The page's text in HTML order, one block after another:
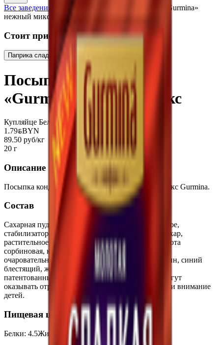
Все заведения Каталог
Посыпка кондитерская «Gurmina»
нежный микс
Стоит присмотреться
Паприка сладкая молота «Gurmina»
Посыпка кондитерская
«Gurmina» нежный микс
Купляйце Беларускае
1.79BYNBYN
89.50 руб/кг
20 г
Описание
Посыпка кондитерская декоративная Нежный микс Gurmina.
Состав
Сахарная пудра, мука пшеничная, масло пальмовое,
стабилизатор гуммиарабик, глюкозный сироп, сахар,
растительное масло (кокосовое), консервант кислота
сорбиновая, красители :диоксид титана, красный
очаровательный, хинолиновый желтый, кармуазин, синий
блестящий, желтый "солнечный закат", синий
патентованный. Содержит красители которые могут
оказывать отрицательное влияние на активность и внимание
детей.
Пищевая ценность на 100г
Белки: 4.5Жиры 4.5Углеводы Калории